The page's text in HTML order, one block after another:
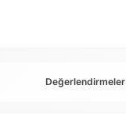
Değerlendirmeler